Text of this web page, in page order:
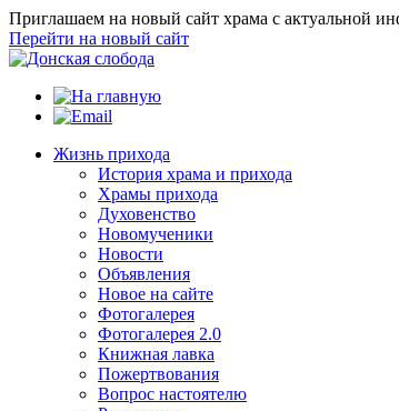
Приглашаем на новый сайт храма с актуальной
Перейти на новый сайт
Жизнь прихода
История храма и прихода
Храмы прихода
Духовенство
Новомученики
Новости
Объявления
Новое на сайте
Фотогалерея
Фотогалерея 2.0
Книжная лавка
Пожертвования
Вопрос настоятелю